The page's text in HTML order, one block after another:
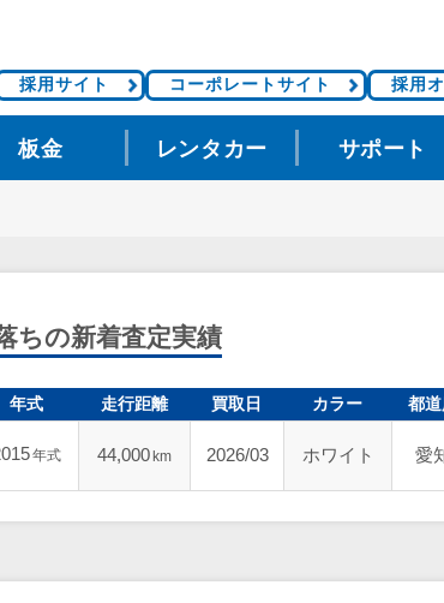
採用サイト コーポレートサイト 採用
板金 レンタカー サポート
ちの新着査定実績
年式 走行距離 買取日 カラー 都
年式 44,000 km 2026/03 ホワイト 愛